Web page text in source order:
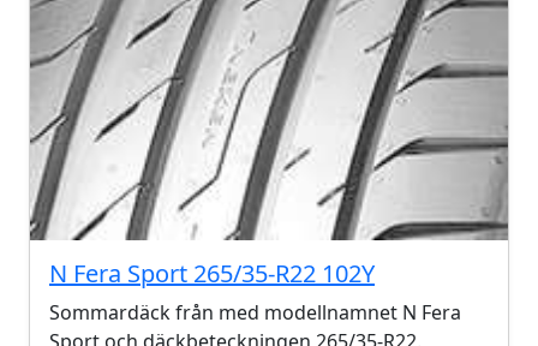
N Fera Sport 265/35-R22 102Y
Sommardäck från med modellnamnet N Fera